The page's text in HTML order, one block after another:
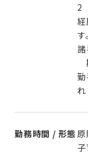
2
す。
れ
勤務時間 / 形態